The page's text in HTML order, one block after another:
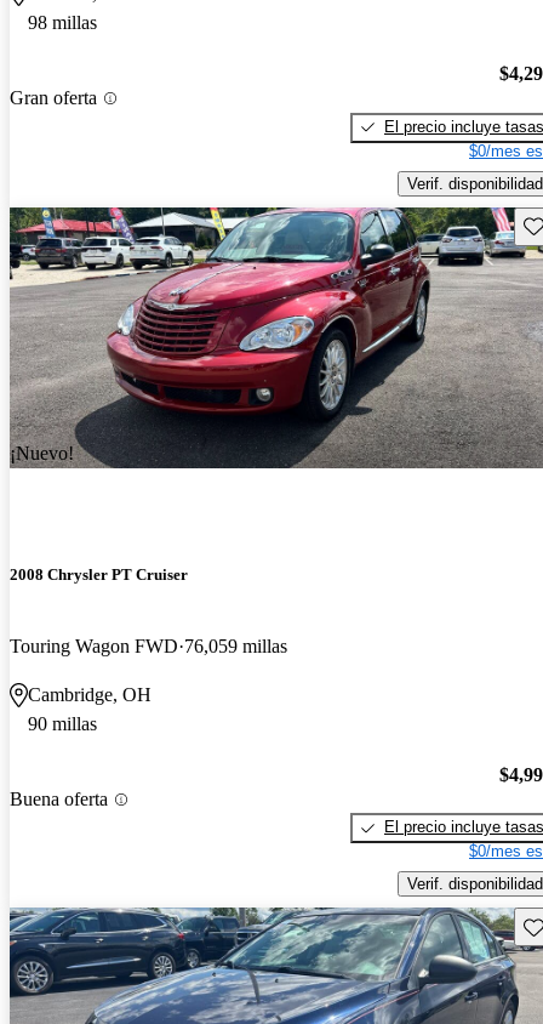
98 millas
Gran oferta
El precio incluye tasas
$0/mes
Verif. disponibilidad
¡Nuevo!
2008 Chrysler PT Cruiser
Touring Wagon FWD 76,059 millas
Cambridge, OH
90 millas
Buena oferta
El precio incluye tasas
$0/mes
Verif. disponibilidad